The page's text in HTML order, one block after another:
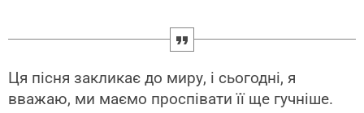
Ця пісня закликає до миру, і сьогодні, я
вважаю, ми маємо проспівати її ще гучніше.